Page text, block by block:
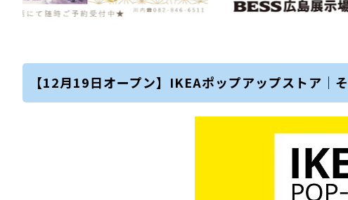
【12月19日オープン】IKEAポップアップストア｜